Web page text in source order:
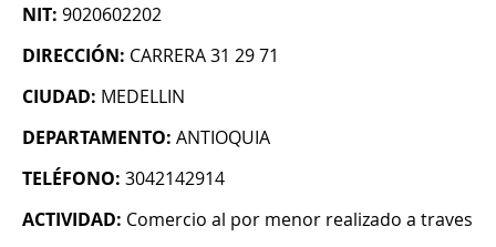
NIT: 9020602202
DIRECCIÓN: CARRERA 31 29 71
CIUDAD: MEDELLIN
DEPARTAMENTO: ANTIOQUIA
TELÉFONO: 3042142914
ACTIVIDAD: Comercio al por menor realizado a traves